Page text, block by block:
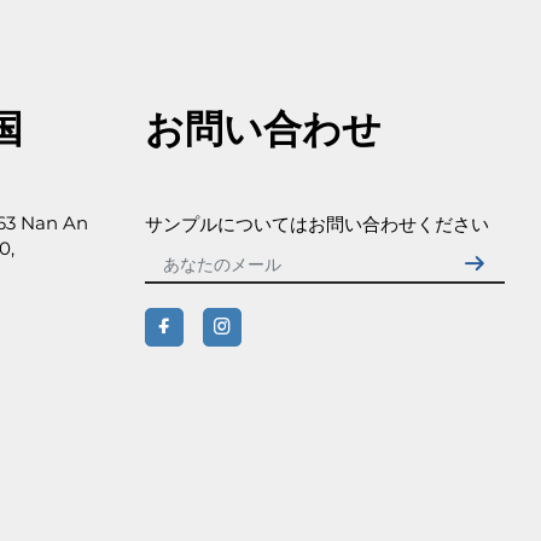
Nan An
お問い合わせ
サンプルについてはお問い合わせください